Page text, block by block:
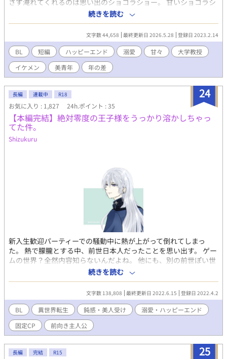
さず淹れてくれるのは思い出のショコラショー。 甘いショコラシ
ョーを飲んで寝室へ連れ込むのはお決まりのパターン。 それがい
つから始まったのか……。 二人の馴れ初めも書いてみましたので
楽しんでいただけると嬉しいです。 こちらはバレンタインデー特
別編でどこかのシリーズの番外編に入れちゃおうと書いていたの
ですが、ちょっと長くなったので単独で作品を出してみました。
これからこの夫夫の物語も書いていくかもしれません。 シリーズ
ものですが、単体で楽しんでいただけます。 この夫夫がもっと知
りたい場合は 『運命の出会いは空港で 〜クールなイケメン社長
は無自覚煽りの可愛い子ちゃんに我慢できない』 という作品の番
外編 『ある教授夫夫のお話』をご覧いただけるとわかりやすいか
と思います。 R18には※つけます。
続きを読む
文字数 44,658 最終更新日 2026.5.28 登録日 2023.2.14
BL 短編 ハッピーエンド 溺愛 甘々
大学教授
イケメン
美青年 年の差
24
長編 連載中 R18
お気に入り : 1,827 24h.ポイント : 35
【本編完結】絶対零度の王子様をうっかり溶かしちゃっ
てた件。
Shizukuru
新入生歓迎パーティーでの騒動中に熱が上がって倒れてしまっ
た。 熱で朦朧とする中、前世日本人だったことを思い出す。 ゲー
ムの世界？全然内容知らないんだよね。 他にも、別の前世ぽい世
界や、記憶が曖昧なこととか… なら考えるだけ、無駄だよね？ 人
嫌いの王子様に懐かれているけど──魔力が多いだけの側近（お
世話係）です。 王子様もお兄様も、周りのみんなも過保護過ぎ。
健康に生まれた今世を精一杯に生きると決める。 それなのに、忘
れていた過去の記憶を思い出した時──運命が動き始める。 とに
かく魔法が使える世界で自由に1人で生きたい側近と逃したくない
王子の攻防戦… ☆☆☆ 女性の少ない世界です。 男性妊娠は、神殿
にて女神の恩恵をもらえた夫夫のみ可能です。
続きを読む
文字数 138,808 最終更新日 2022.6.15 登録日 2022.4.2
BL 異世界転生 鈍感・美人受け
溺愛・ハッピーエンド
固定CP
前向き主人公
25
長編 完結 R15